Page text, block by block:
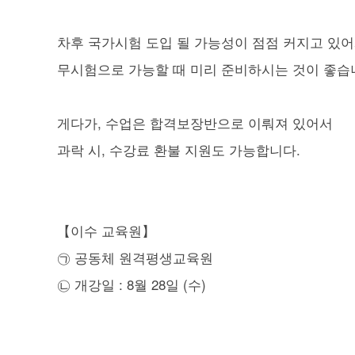
차후 국가시험 도입 될 가능성이 점점 커지고 있
무시험으로 가능할 때 미리 준비하시는 것이 좋습
게다가, 수업은 합격보장반으로 이뤄져 있어서
과락 시, 수강료 환불 지원도 가능합니다.
【이수 교육원】
㉠ 공동체 원격평생교육원
㉡ 개강일 : 8월 28일 (수)